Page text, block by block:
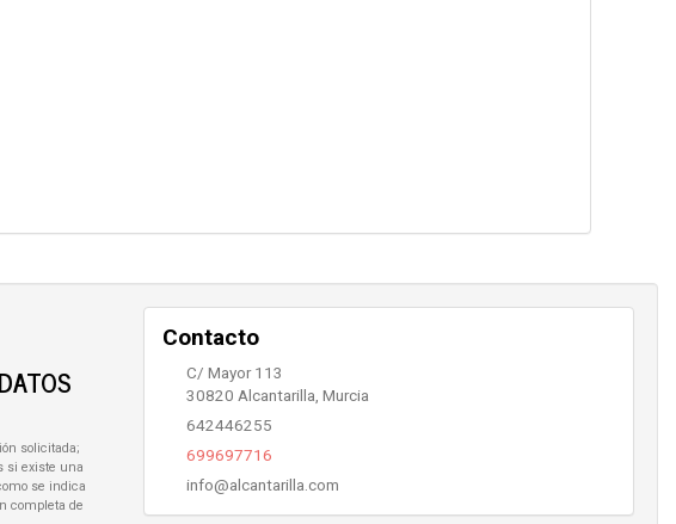
solicitada;
si existe una
se indica
completa de
Contacto
C/ Mayor 113
30820 Alcantarilla, Murcia
642446255
699697716
info@alcantarilla.com